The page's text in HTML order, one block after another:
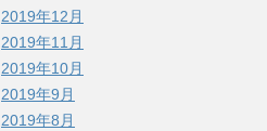
2019年12月
2019年11月
2019年10月
2019年9月
2019年8月